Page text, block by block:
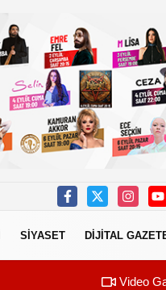
SİYASET DİJİTAL
Video